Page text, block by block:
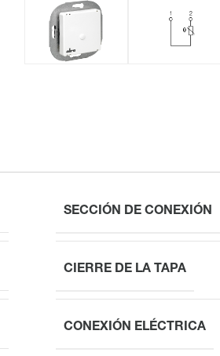
SECCIÓN DE CONEXIÓN
CIERRE DE LA TAPA
CONEXIÓN ELÉCTRICA